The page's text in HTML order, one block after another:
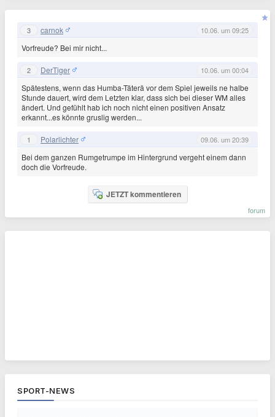
3 carnok 10.06. um 09:25
Vorfreude? Bei mir nicht...
2 DerTiger 10.06. um 00:04
Spätestens, wenn das Humba-Täterä vor dem Spiel jeweils ne halbe
Stunde dauert, wird dem Letzten klar, dass sich bei dieser WM alles
ändert. Und gefühlt hab ich noch nicht einen positiven Ansatz
erkannt...es könnte gruslig werden...
1 Polarlichter 09.06. um 20:39
Bei dem ganzen Rumgetrumpe im Hintergrund vergeht einem dann
doch die Vorfreude.
JETZT kommentieren
forum
SPORT-NEWS